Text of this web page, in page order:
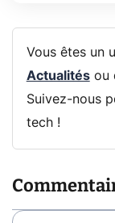
Vous êtes un
Actualitésou
Suivez-nous
tech !